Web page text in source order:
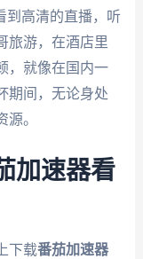
到高清的直播，听
旅游，在酒店里
，就像在国内一
期间，无论身处
。
加速器看
下载番茄加速器